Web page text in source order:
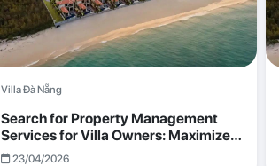
Villa Đà Nẵng
Search for Property Management
Services for Villa Owners: Maximize
Returns with Abogo in Da Nang
23/04/2026